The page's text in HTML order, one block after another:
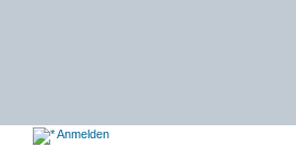
Anmelden